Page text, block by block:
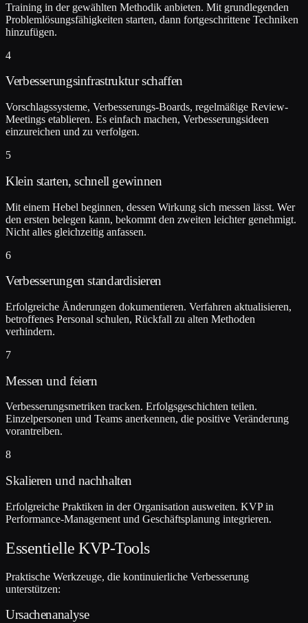
Training in der gewählten Methodik anbieten. Mit grundlegenden
Problemlösungsfähigkeiten starten, dann fortgeschrittene Techniken
hinzufügen.
4
Verbesserungsinfrastruktur schaffen
Vorschlagssysteme, Verbesserungs-Boards, regelmäßige Review-
Meetings etablieren. Es einfach machen, Verbesserungsideen
einzureichen und zu verfolgen.
5
Klein starten, schnell gewinnen
Mit einem Hebel beginnen, dessen Wirkung sich messen lässt. Wer
den ersten belegen kann, bekommt den zweiten leichter genehmigt.
Nicht alles gleichzeitig anfassen.
6
Verbesserungen standardisieren
Erfolgreiche Änderungen dokumentieren. Verfahren aktualisieren,
betroffenes Personal schulen, Rückfall zu alten Methoden
verhindern.
7
Messen und feiern
Verbesserungsmetriken tracken. Erfolgsgeschichten teilen.
Einzelpersonen und Teams anerkennen, die positive Veränderung
vorantreiben.
8
Skalieren und nachhalten
Erfolgreiche Praktiken in der Organisation ausweiten. KVP in
Performance-Management und Geschäftsplanung integrieren.
Essentielle KVP-Tools
Praktische Werkzeuge, die kontinuierliche Verbesserung
unterstützen:
Ursachenanalyse